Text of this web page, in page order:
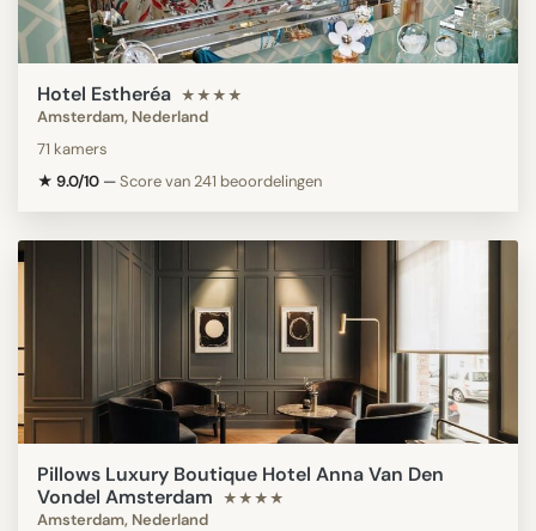
Hotel Estheréa ★★★★
Amsterdam, Nederland
71 kamers
★ 9.0/10 —Score van 241 beoordelingen
Pillows Luxury Boutique Hotel Anna Van Den
Vondel Amsterdam
★★★★
Amsterdam, Nederland